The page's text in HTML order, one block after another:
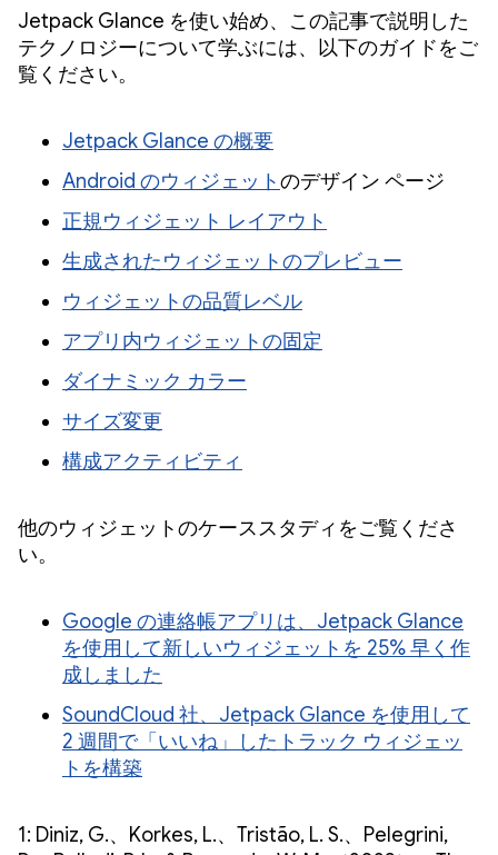
Jetpack Glance を使い始め、この記事で説明した
テクノロジーについて学ぶには、以下のガイドをご
覧ください。
Jetpack Glance の概要
Android のウィジェットのデザイン ページ
正規ウィジェット レイアウト
生成されたウィジェットのプレビュー
ウィジェットの品質レベル
アプリ内ウィジェットの固定
ダイナミック カラー
サイズ変更
構成アクティビティ
他のウィジェットのケーススタディをご覧くださ
い。
Google の連絡帳アプリは、Jetpack Glance
を使用して新しいウィジェットを 25% 早く作
成しました
SoundCloud 社、Jetpack Glance を使用して
2 週間で「いいね」したトラック ウィジェッ
トを構築
1: Diniz, G.、Korkes, L.、Tristão, L. S.、Pelegrini,